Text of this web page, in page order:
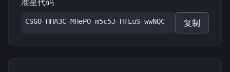
准星代码
CSGO-HHA3C-MHePO-m5c5J-HTLuS-wwNQC 复制